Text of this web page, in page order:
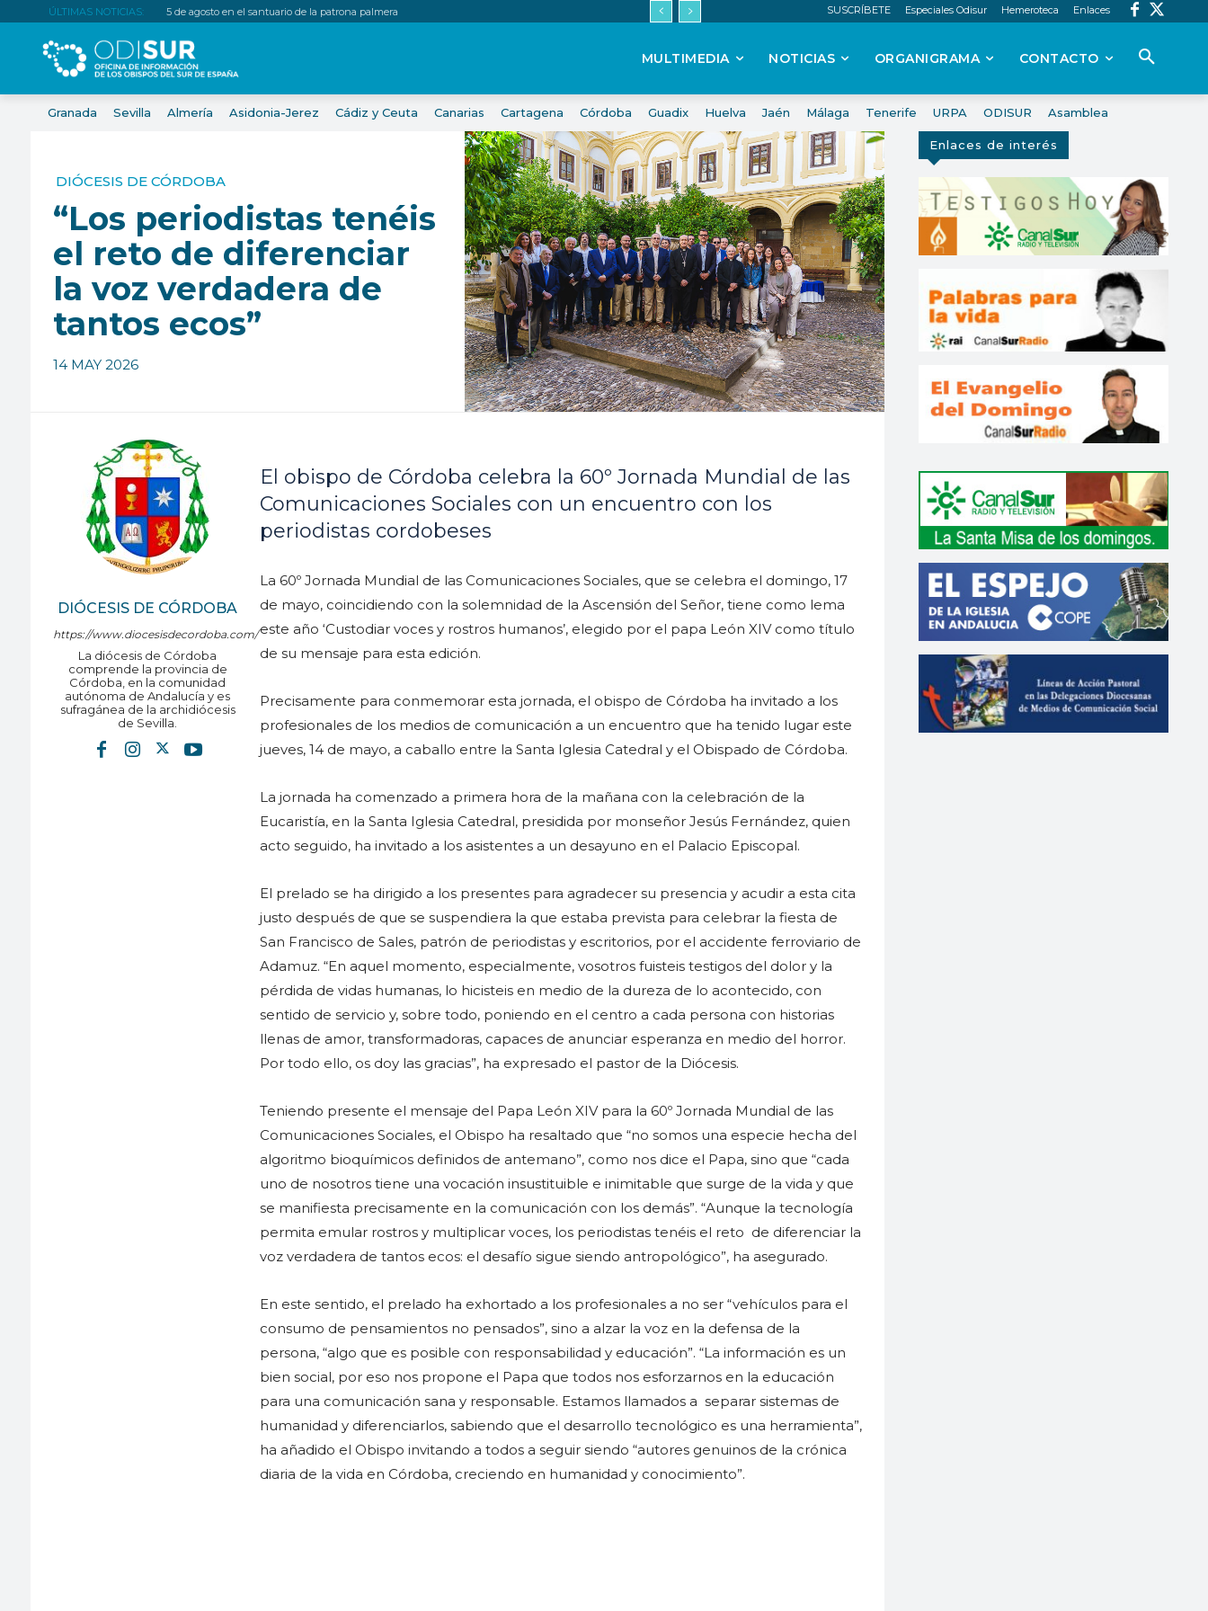
ÚLTIMAS NOTICIAS: 5 de agosto en el santuario de la patrona palmera SUSCRÍBETE Especiales Odisur Hemeroteca Enlaces
MULTIMEDIA NOTICIAS ORGANIGRAMA CONTACTO
Granada Sevilla Almería Asidonia-Jerez Cádiz y Ceuta Canarias Cartagena Córdoba Guadix Huelva Jaén Málaga Tenerife URPA ODISUR Asamblea
DIÓCESIS DE CÓRDOBA
“Los periodistas tenéis
el reto de diferenciar
la voz verdadera de
tantos ecos”
14 MAY 2026
DIÓCESIS DE CÓRDOBA
https://www.diocesisdecordoba.com/
La diócesis de Córdoba
comprende la provincia de
Córdoba, en la comunidad
autónoma de Andalucía y es
sufragánea de la archidiócesis
de Sevilla.
El obispo de Córdoba celebra la 60º Jornada Mundial de las
Comunicaciones Sociales con un encuentro con los
periodistas cordobeses
La 60º Jornada Mundial de las Comunicaciones Sociales, que se celebra el domingo, 17
de mayo, coincidiendo con la solemnidad de la Ascensión del Señor, tiene como lema
este año ‘Custodiar voces y rostros humanos’, elegido por el papa León XIV como título
de su mensaje para esta edición.
Precisamente para conmemorar esta jornada, el obispo de Córdoba ha invitado a los
profesionales de los medios de comunicación a un encuentro que ha tenido lugar este
jueves, 14 de mayo, a caballo entre la Santa Iglesia Catedral y el Obispado de Córdoba.
La jornada ha comenzado a primera hora de la mañana con la celebración de la
Eucaristía, en la Santa Iglesia Catedral, presidida por monseñor Jesús Fernández, quien
acto seguido, ha invitado a los asistentes a un desayuno en el Palacio Episcopal.
El prelado se ha dirigido a los presentes para agradecer su presencia y acudir a esta cita
justo después de que se suspendiera la que estaba prevista para celebrar la fiesta de
San Francisco de Sales, patrón de periodistas y escritorios, por el accidente ferroviario de
Adamuz. “En aquel momento, especialmente, vosotros fuisteis testigos del dolor y la
pérdida de vidas humanas, lo hicisteis en medio de la dureza de lo acontecido, con
sentido de servicio y, sobre todo, poniendo en el centro a cada persona con historias
llenas de amor, transformadoras, capaces de anunciar esperanza en medio del horror.
Por todo ello, os doy las gracias”, ha expresado el pastor de la Diócesis.
Teniendo presente el mensaje del Papa León XIV para la 60º Jornada Mundial de las
Comunicaciones Sociales, el Obispo ha resaltado que “no somos una especie hecha del
algoritmo bioquímicos definidos de antemano”, como nos dice el Papa, sino que “cada
uno de nosotros tiene una vocación insustituible e inimitable que surge de la vida y que
se manifiesta precisamente en la comunicación con los demás”. “Aunque la tecnología
permita emular rostros y multiplicar voces, los periodistas tenéis el reto de diferenciar la
voz verdadera de tantos ecos: el desafío sigue siendo antropológico”, ha asegurado.
En este sentido, el prelado ha exhortado a los profesionales a no ser “vehículos para el
consumo de pensamientos no pensados”, sino a alzar la voz en la defensa de la
persona, “algo que es posible con responsabilidad y educación”. “La información es un
bien social, por eso nos propone el Papa que todos nos esforzarnos en la educación
para una comunicación sana y responsable. Estamos llamados a separar sistemas de
humanidad y diferenciarlos, sabiendo que el desarrollo tecnológico es una herramienta”,
ha añadido el Obispo invitando a todos a seguir siendo “autores genuinos de la crónica
diaria de la vida en Córdoba, creciendo en humanidad y conocimiento”.
Enlaces de interés